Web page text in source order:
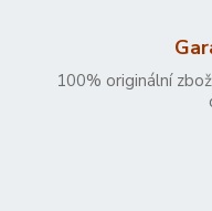
100% originální